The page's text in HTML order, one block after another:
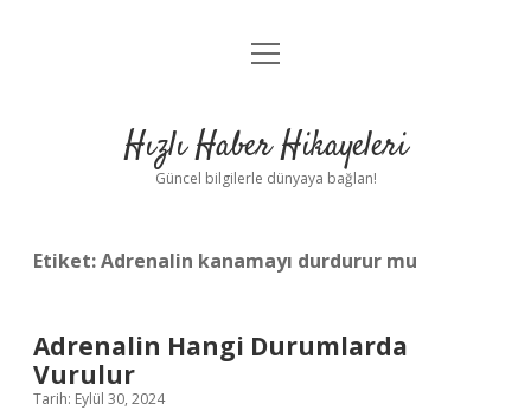
Anasayfa
Yasal Uyarı
menüyü
Hızlı Haber Hikayeleri
Güncel bilgilerle dünyaya bağlan!
Etiket:Adrenalin kanamayı durdurur mu
Adrenalin Hangi Durumlarda
Vurulur
Tarih: Eylül 30, 2024